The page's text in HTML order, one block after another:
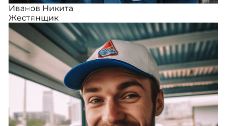
Иванов Никита
Жестянщик